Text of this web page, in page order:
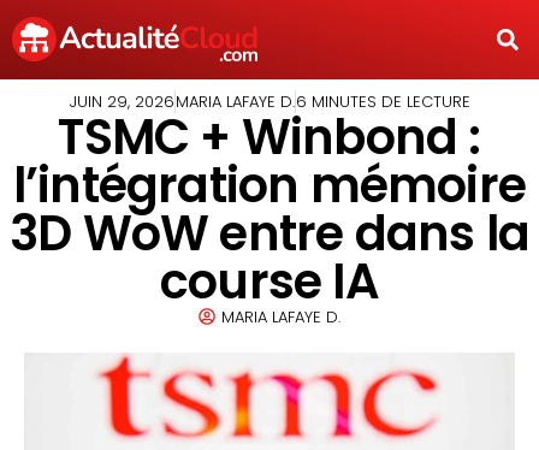
JUIN 29, 2026MARIA LAFAYE D.6 MINUTES DE LECTURE
TSMC + Winbond :
l’intégration mémoire
3D WoW entre dans la
course IA
MARIA LAFAYE D.